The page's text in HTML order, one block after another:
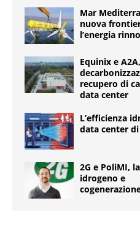
Mar
nuova
l’energia
Equinix e A2A,
recupero di
data center
L’efficienza
data center
2G e PoliMI,
idrogeno e